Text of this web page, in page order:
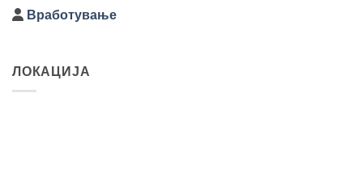
Вработување
ЛОКАЦИЈА